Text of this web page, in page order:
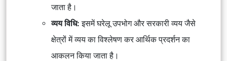
जाता है।
व्यय विधि:इसमें घरेलू उपभोग और सरकारी व्यय जैसे
क्षेत्रों में व्यय का विश्लेषण कर आर्थिक प्रदर्शन का
आकलन किया जाता है।